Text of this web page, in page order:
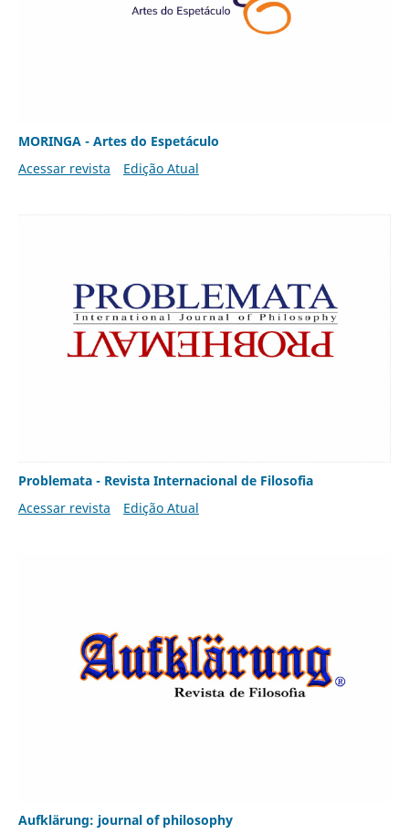
MORINGA - Artes do Espetáculo
Acessar revista
Edição Atual
Problemata - Revista Internacional de Filosofia
Acessar revista
Edição Atual
Aufklärung: journal of philosophy